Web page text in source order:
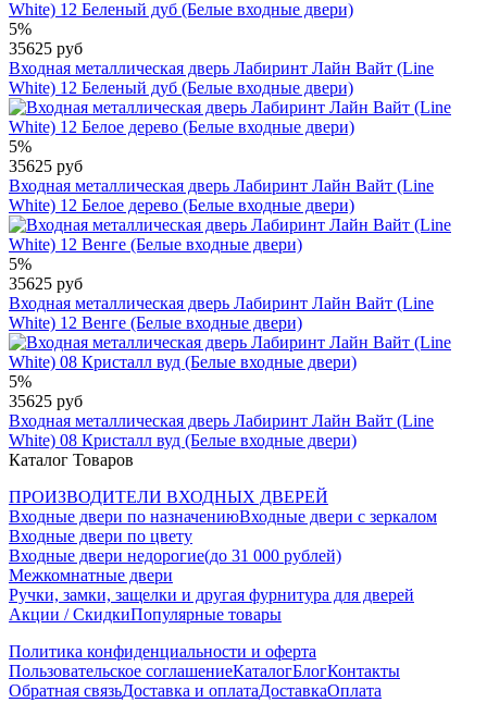
5%
35625 руб
Входная металлическая дверь Лабиринт Лайн Вайт (Line
White) 12 Беленый дуб (Белые входные двери)
5%
35625 руб
Входная металлическая дверь Лабиринт Лайн Вайт (Line
White) 12 Белое дерево (Белые входные двери)
5%
35625 руб
Входная металлическая дверь Лабиринт Лайн Вайт (Line
White) 12 Венге (Белые входные двери)
5%
35625 руб
Входная металлическая дверь Лабиринт Лайн Вайт (Line
White) 08 Кристалл вуд (Белые входные двери)
Каталог Товаров
ПРОИЗВОДИТЕЛИ ВХОДНЫХ ДВЕРЕЙ
Входные двери по назначениюВходные двери с зеркалом
Входные двери по цвету
Входные двери недорогие(до 31 000 рублей)
Межкомнатные двери
Ручки, замки, защелки и другая фурнитура для дверей
Акции / СкидкиПопулярные товары
Политика конфиденциальности и оферта
Пользовательское соглашениеКаталогБлогКонтакты
Обратная связьДоставка и оплатаДоставкаОплата